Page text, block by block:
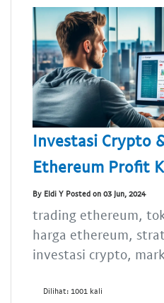
Investasi Crypto
Ethereum Profit
By Eldi Y Posted on 03 Jun, 2024
trading ethereum,
harga ethereum,
investasi crypto,
Dilihat: 1001 kali